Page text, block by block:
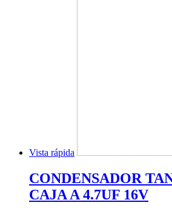
Vista rápida
CONDENSADOR
CAJA A 4.7UF 16V